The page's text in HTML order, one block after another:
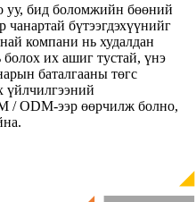
уу, бид боломжийн бөөний
чанартай бүтээгдэхүүнийг
компани нь худалдан
болох их ашиг тустай, үнэ
баталгааны төгс
үйлчилгээний
/ ODM-ээр өөрчилж болно,